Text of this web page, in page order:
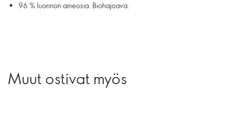
96 % luonnon aineosia. Biohajoava.
Muut ostivat myös